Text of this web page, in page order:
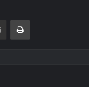
E-Posta ile paylaş Yazdır